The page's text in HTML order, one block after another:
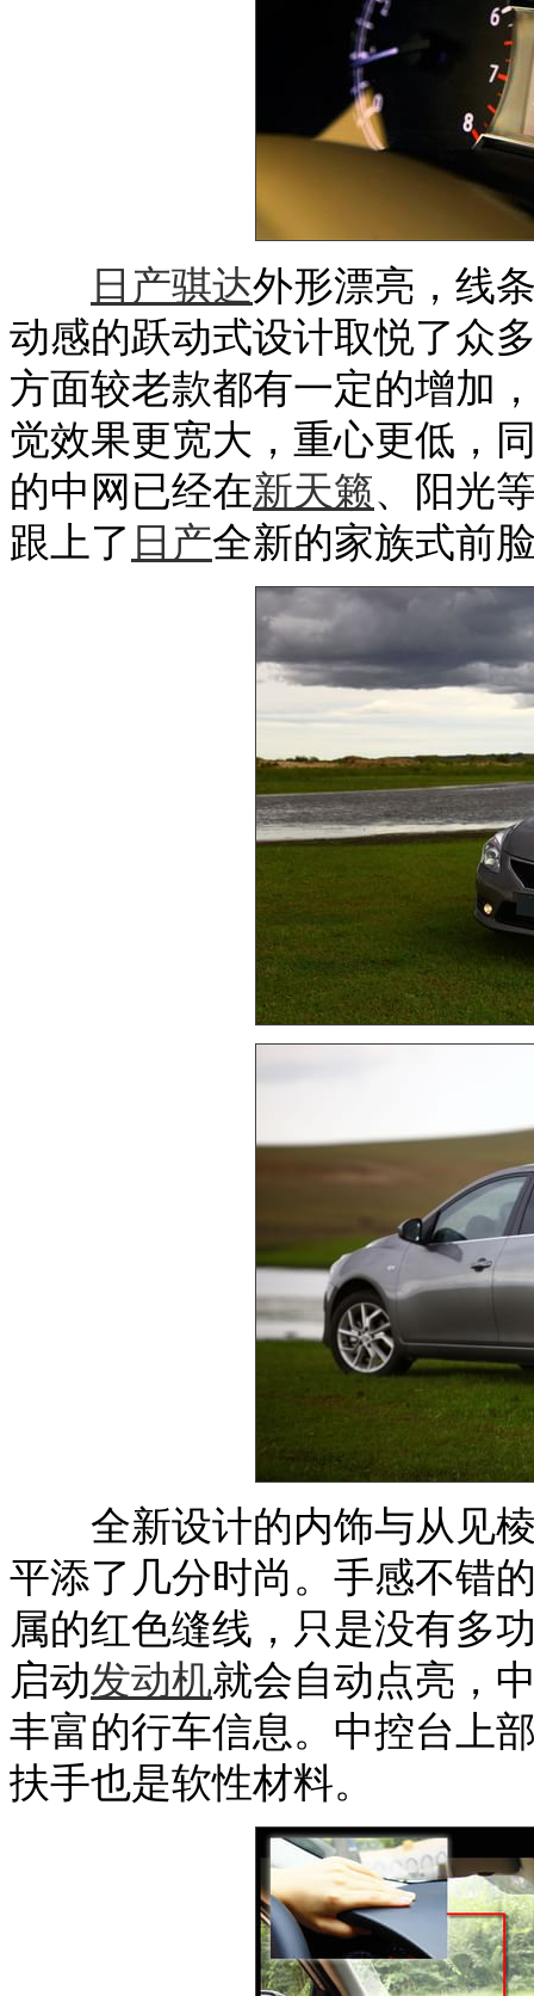
日产骐达外形漂亮，线
动感的跃动式设计取悦了众
方面较老款都有一定的增加
觉效果更宽大，重心更低，
的中网已经在新天籁、阳光
跟上了 日产全新的家族式前
全新设计的内饰与从见棱
平添了几分时尚。手感不错
属的红色缝线，只是没有多
启动发动机就会自动点亮，
丰富的行车信息。中控台上
扶手也是软性材料。